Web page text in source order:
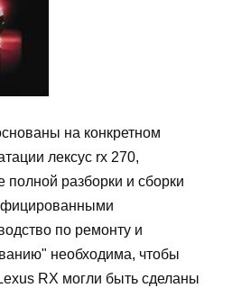
на конкретном
лексус rx 270,
полной разборки и сборки
по ремонту и
необходима, чтобы
RX могли быть сделаны